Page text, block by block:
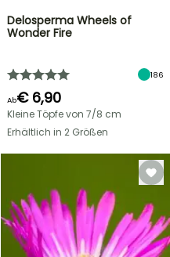
Delosperma Wheels of
Wonder Fire
186
Ab€ 6,90
Kleine Töpfe von 7/8 cm
Erhältlich in 2 Größen